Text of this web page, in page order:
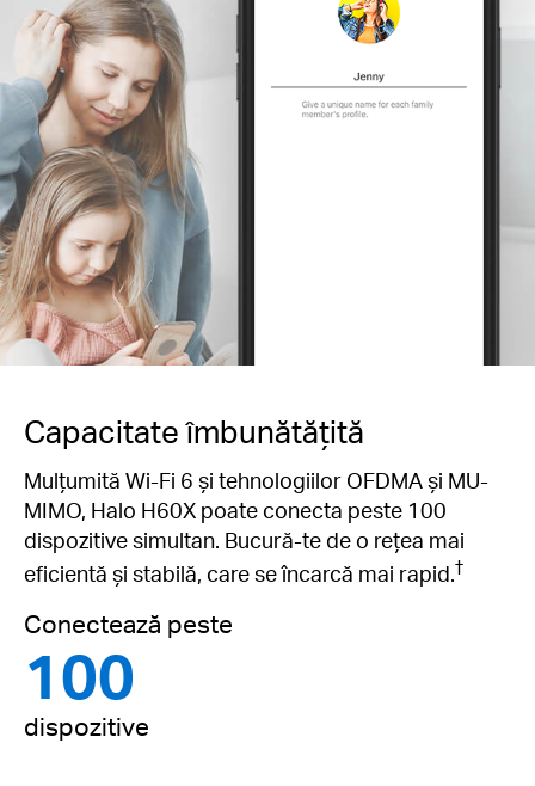
Capacitate îmbunătățită
Mulțumită Wi-Fi 6 și tehnologiilor OFDMA și MU-
MIMO, Halo H60X poate conecta peste 100
dispozitive simultan. Bucură-te de o rețea mai
eficientă și stabilă, care se încarcă mai rapid.†
Conectează peste
100
dispozitive